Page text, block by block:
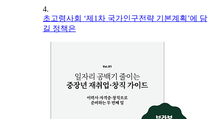
4.
초고령사회 ‘제1차 국가인구전략 기본계획’에 담
길 정책은